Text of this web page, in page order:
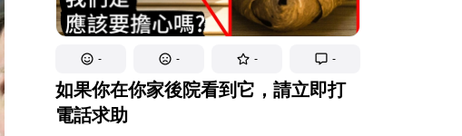
- - - -
如果你在你家後院看到它，請立即打
電話求助